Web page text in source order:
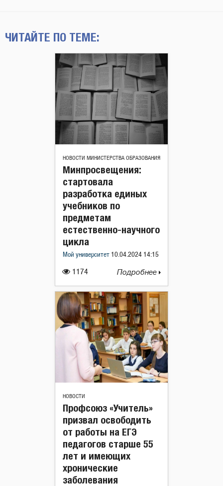
ЧИТАЙТЕ ПО ТЕМЕ:
НОВОСТИ МИНИСТЕРСТВА ОБРАЗОВАНИЯ
1174
Минпросвещения:
стартовала
разработка единых
учебников по
предметам
естественно-научного
цикла
Мой университет 10.04.2024 14:15
Подробнее
НОВОСТИ
Профсоюз «Учитель»
призвал освободить
от работы на ЕГЭ
педагогов старше 55
лет и имеющих
хронические
заболевания